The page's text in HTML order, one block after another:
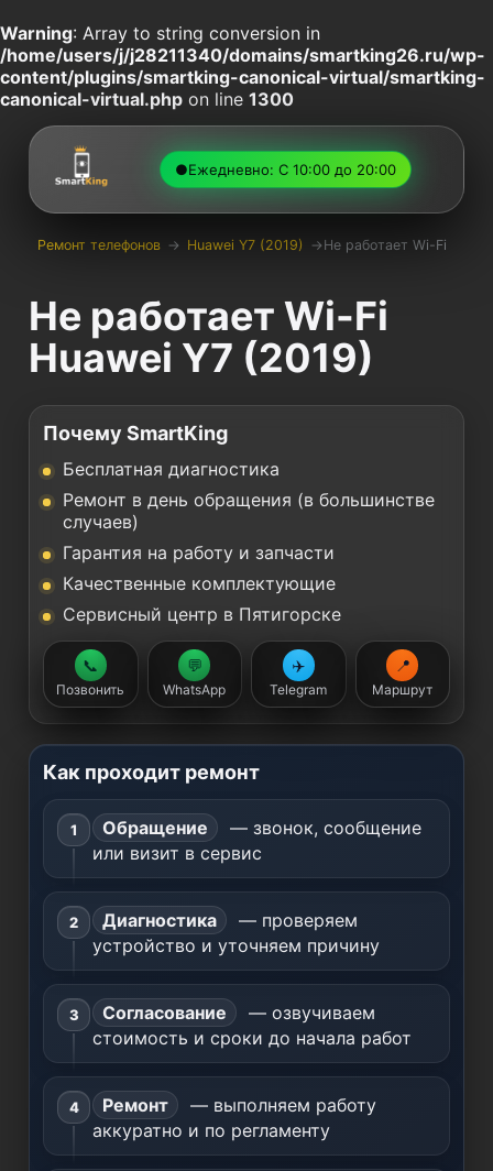
Warning: Array to string conversion in
/home/users/j/j28211340/domains/smartking26.ru/wp-
content/plugins/smartking-canonical-virtual/smartking-
canonical-virtual.php on line 1300
●Ежедневно: С 10:00 до 20:00
Ремонт телефонов → Huawei Y7 (2019) → Не работает Wi-Fi
Не работает Wi-Fi
Huawei Y7 (2019)
Почему SmartKing
Бесплатная диагностика
Ремонт в день обращения (в большинстве
случаев)
Гарантия на работу и запчасти
Качественные комплектующие
Сервисный центр в Пятигорске
📞
Позвонить
💬
WhatsApp
✈️
Telegram
📍
Маршрут
Как проходит ремонт
Обращение
— звонок, сообщение
или визит в сервис
Диагностика
— проверяем
устройство и уточняем причину
Согласование
— озвучиваем
стоимость и сроки до начала работ
Ремонт
— выполняем работу
аккуратно и по регламенту